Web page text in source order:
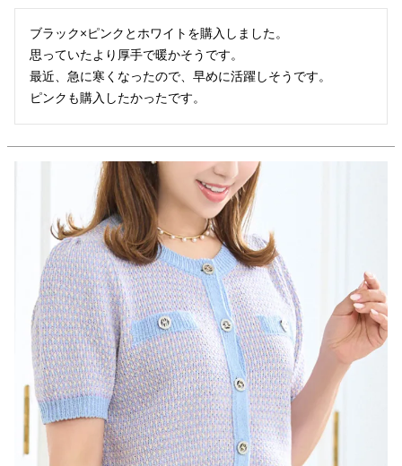
ブラック×ピンクとホワイトを購入しました。
思っていたより厚手で暖かそうです。
最近、急に寒くなったので、早めに活躍しそうです。
ピンクも購入したかったです。